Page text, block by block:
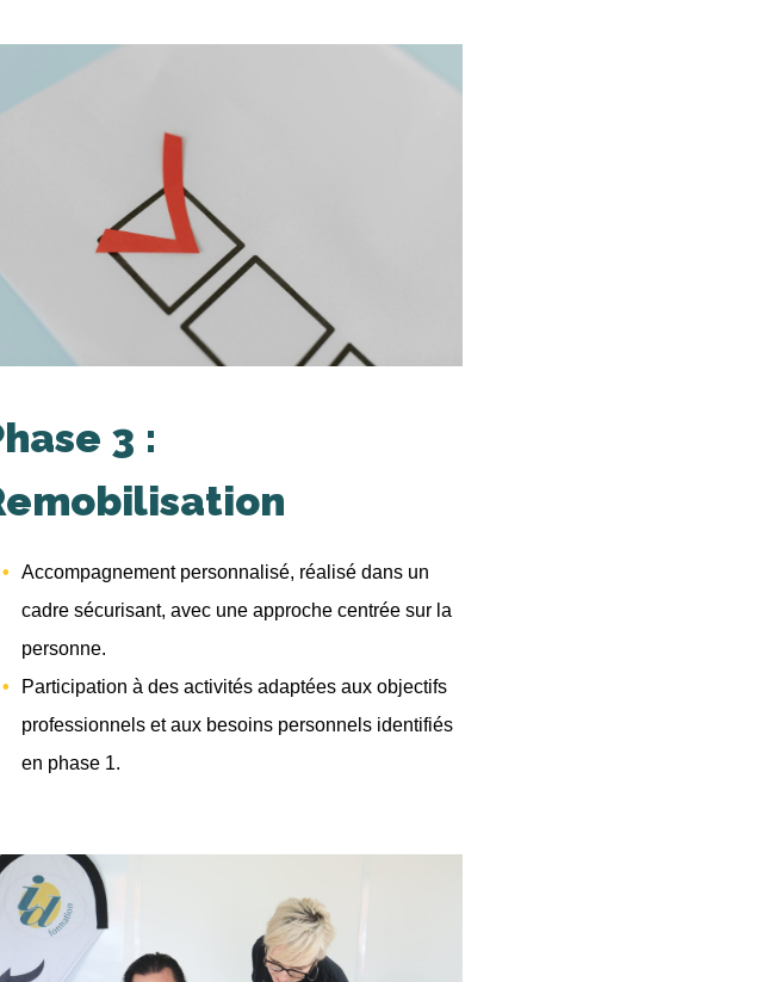
3 :
Accompagnement personnalisé, réalisé dans un
cadre sécurisant, avec une approche centrée sur la
personne.
Participation à des activités adaptées aux objectifs
professionnels et aux besoins personnels identifiés
en phase 1.